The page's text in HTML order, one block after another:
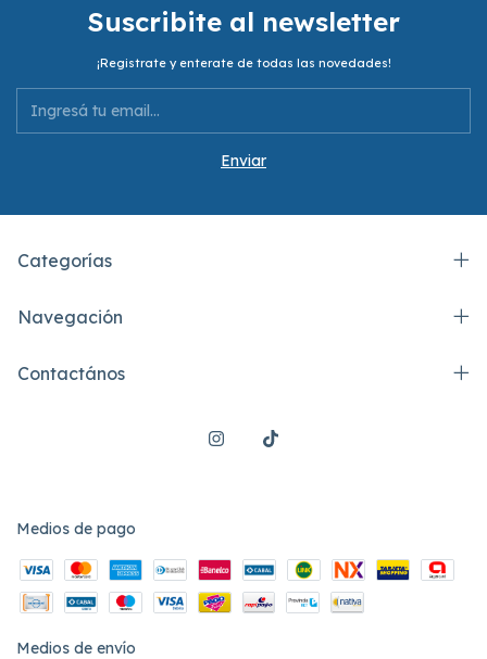
Suscribite al newsletter
¡Registrate y enterate de todas las novedades!
Categorías
Navegación
Contactános
Medios de pago
Medios de envío